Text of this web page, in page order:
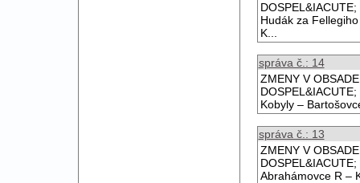
Hudák za
K...
správa č.: 14
ZMENY V
Kobyly –
správa č.: 13
ZMENY V
Abrahámovce R –